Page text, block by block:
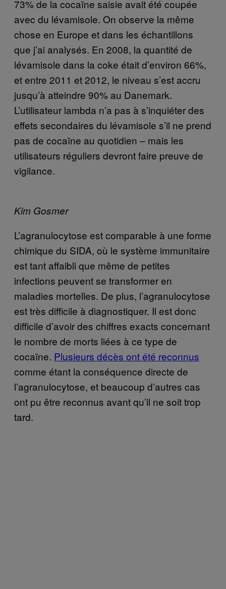
73% de la cocaïne saisie avait été coupée
avec du lévamisole. On observe la même
chose en Europe et dans les échantillons
que j’ai analysés. En 2008, la quantité de
lévamisole dans la coke était d’environ 66%,
et entre 2011 et 2012, le niveau s’est accru
jusqu’à atteindre 90% au Danemark.
L’utilisateur lambda n’a pas à s’inquiéter des
effets secondaires du lévamisole s’il ne prend
pas de cocaïne au quotidien – mais les
utilisateurs réguliers devront faire preuve de
vigilance.
Kim Gosmer
L’agranulocytose est comparable à une forme
chimique du SIDA, où le système immunitaire
est tant affaibli que même de petites
infections peuvent se transformer en
maladies mortelles. De plus, l’agranulocytose
est très difficile à diagnostiquer. Il est donc
difficile d’avoir des chiffres exacts concernant
le nombre de morts liées à ce type de
cocaïne. Plusieurs décès ont été reconnus
comme étant la conséquence directe de
l’agranulocytose, et beaucoup d’autres cas
ont pu être reconnus avant qu’il ne soit trop
tard.